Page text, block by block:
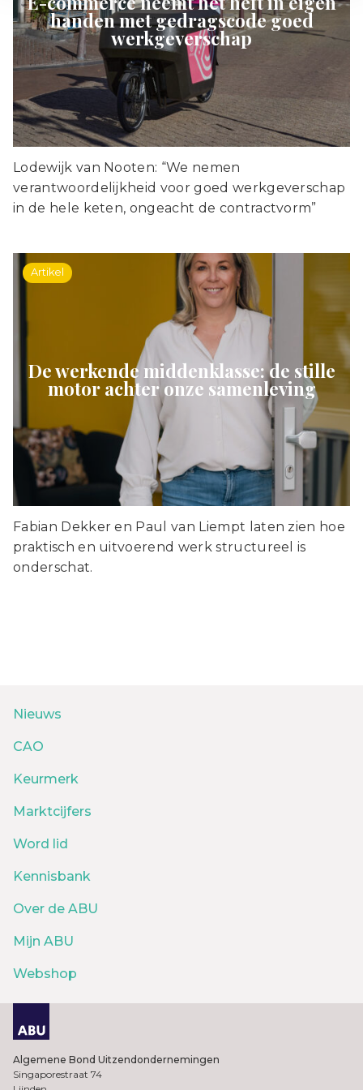
handen met gedragscode goed
werkgeverschap
Lodewijk van Nooten: “We nemen
verantwoordelijkheid voor goed werkgeverschap
in de hele keten, ongeacht de contractvorm”
Artikel
De werkende middenklasse: de stille
motor achter onze samenleving
Fabian Dekker en Paul van Liempt laten zien hoe
praktisch en uitvoerend werk structureel is
onderschat.
Nieuws
CAO
Keurmerk
Marktcijfers
Word lid
Kennisbank
Over de ABU
Mijn ABU
Webshop
Algemene Bond Uitzendondernemingen
Singaporestraat 74